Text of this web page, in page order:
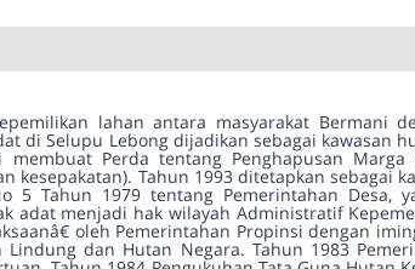
lahan antara masyarakat Bermani
di Selupu Lebong dijadikan sebagai kawasan
Perda tentang Penghapusan
kesepakatan). Tahun 1993 ditetapkan sebagai
5 Tahun 1979 tentang Pemerintahan Desa,
adat menjadi hak wilayah Administratif
oleh Pemerintahan Propinsi dengan
dan Hutan Negara. Tahun 1983